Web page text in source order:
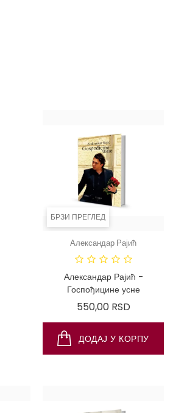
БРЗИ ПРЕГЛЕД
Александар Рајић
Александар Рајић -
Госпођицине усне
550,00 RSDЦена
ДОДАЈ У КОРПУ